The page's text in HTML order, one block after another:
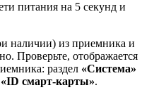
питания на 5 секунд и
наличии) из приемника и
Проверьте, отображается
раздел «Система»
«ID смарт-карты».